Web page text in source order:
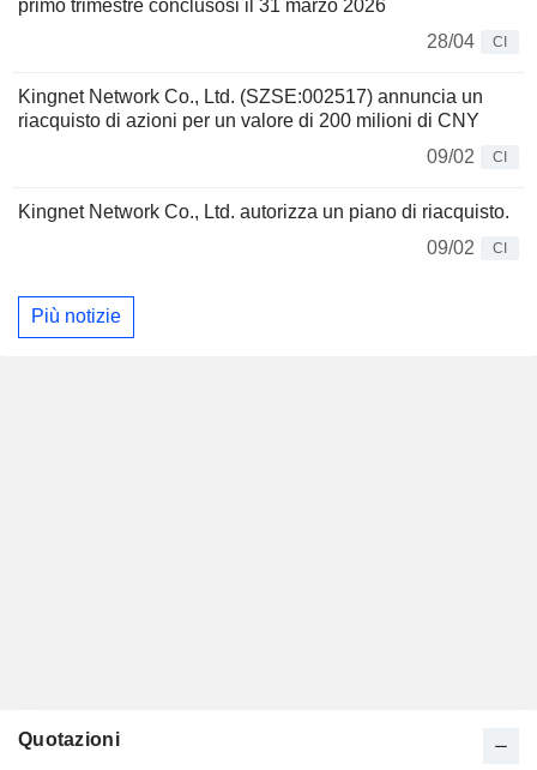
primo trimestre conclusosi il 31 marzo 2026
28/04
CI
Kingnet Network Co., Ltd. (SZSE:002517) annuncia un
riacquisto di azioni per un valore di 200 milioni di CNY
09/02
CI
Kingnet Network Co., Ltd. autorizza un piano di riacquisto.
09/02
CI
Più notizie
Quotazioni